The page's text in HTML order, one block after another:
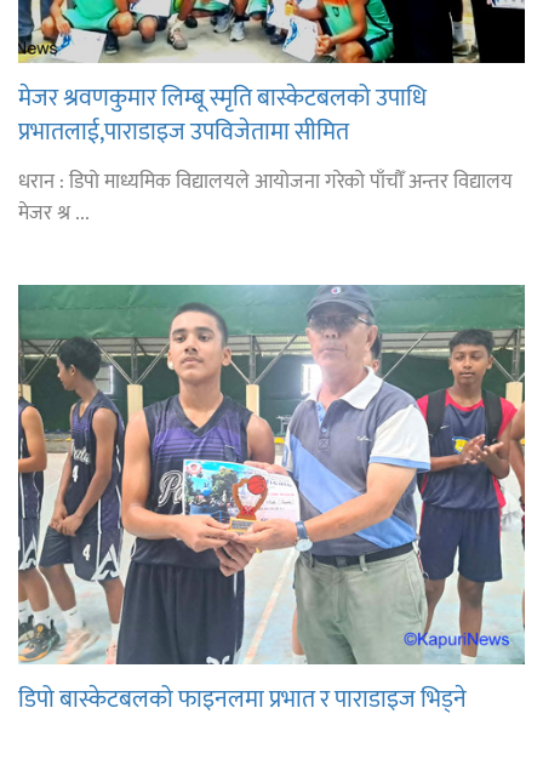
मेजर श्रवणकुमार लिम्बू स्मृति बास्केटबलको उपाधि
प्रभातलाई,पाराडाइज उपविजेतामा सीमित
धरान : डिपो माध्यमिक विद्यालयले आयोजना गरेको पाँचौँ अन्तर विद्यालय
मेजर श्र ...
डिपो बास्केटबलको फाइनलमा प्रभात र पाराडाइज भिड्ने